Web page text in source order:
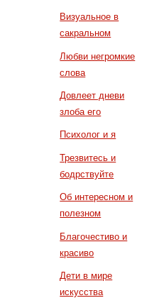
Визуальное в
сакральном
Любви негромкие
слова
Довлеет дневи
злоба его
Психолог и я
Трезвитесь и
бодрствуйте
Об интересном и
полезном
Благочестиво и
красиво
Дети в мире
искусства